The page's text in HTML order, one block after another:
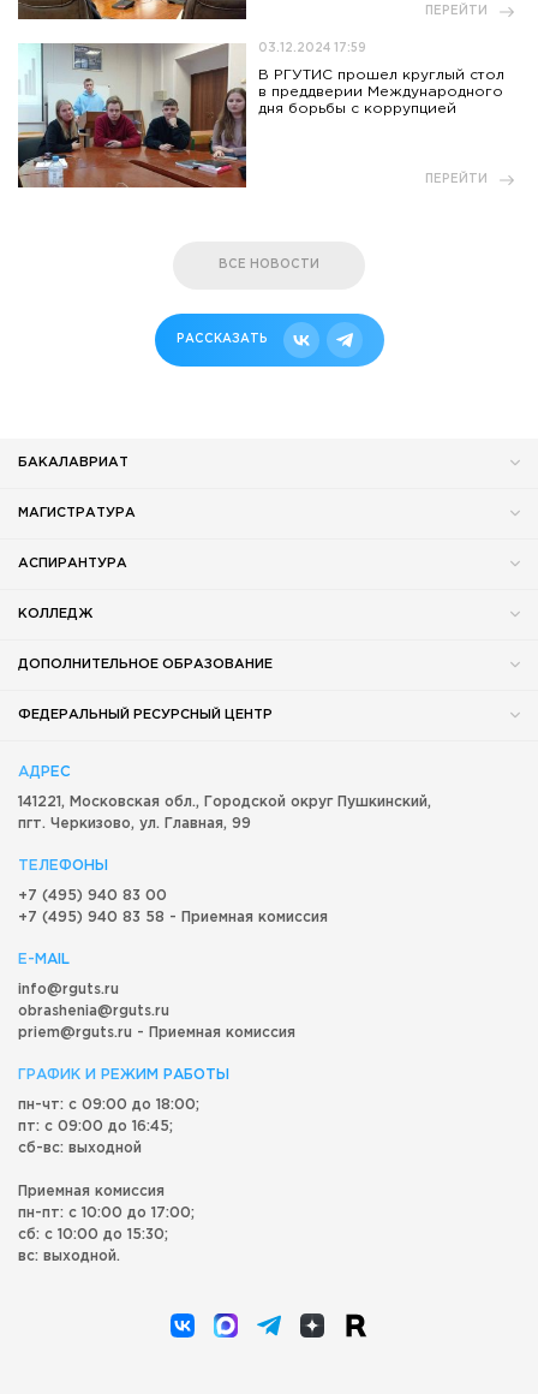
ПЕРЕЙТИ
03.12.2024 17:59
В РГУТИС прошел круглый стол
в преддверии Международного
дня борьбы с коррупцией
ПЕРЕЙТИ
ВСЕ НОВОСТИ
РАССКАЗАТЬ
БАКАЛАВРИАТ
МАГИСТРАТУРА
АСПИРАНТУРА
КОЛЛЕДЖ
ДОПОЛНИТЕЛЬНОЕ ОБРАЗОВАНИЕ
ФЕДЕРАЛЬНЫЙ РЕСУРСНЫЙ ЦЕНТР
АДРЕС
141221, Московская обл., Городской округ Пушкинский,
пгт. Черкизово, ул. Главная, 99
ТЕЛЕФОНЫ
+7 (495) 940 83 00
+7 (495) 940 83 58 - Приемная комиссия
E-MAIL
info@rguts.ru
obrashenia@rguts.ru
priem@rguts.ru - Приемная комиссия
ГРАФИК И РЕЖИМ РАБОТЫ
пн-чт: с 09:00 до 18:00;
пт: с 09:00 до 16:45;
сб-вс: выходной
Приемная комиссия
пн-пт: с 10:00 до 17:00;
сб: с 10:00 до 15:30;
вс: выходной.